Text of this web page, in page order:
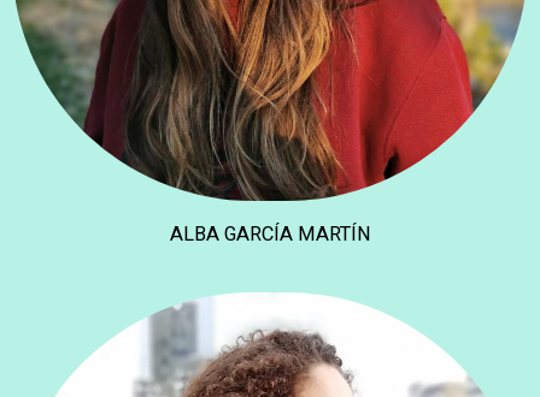
ALBA GARCÍA MARTÍN